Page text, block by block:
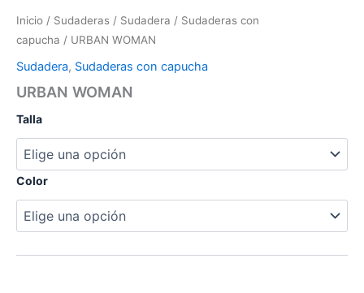
Inicio / Sudaderas / Sudadera / Sudaderas con
capucha / URBAN WOMAN
Sudadera, Sudaderas con capucha
URBAN WOMAN
Talla
Color